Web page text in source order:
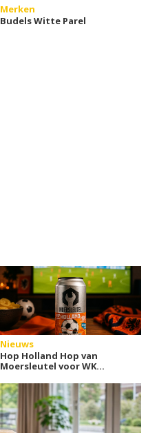
Merken
Budels Witte Parel
Nieuws
Hop Holland Hop van
Moersleutel voor WK